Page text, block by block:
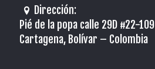
Dirección:
Pié de la popa calle 29D #22-109
Cartagena, Bolívar – Colombia